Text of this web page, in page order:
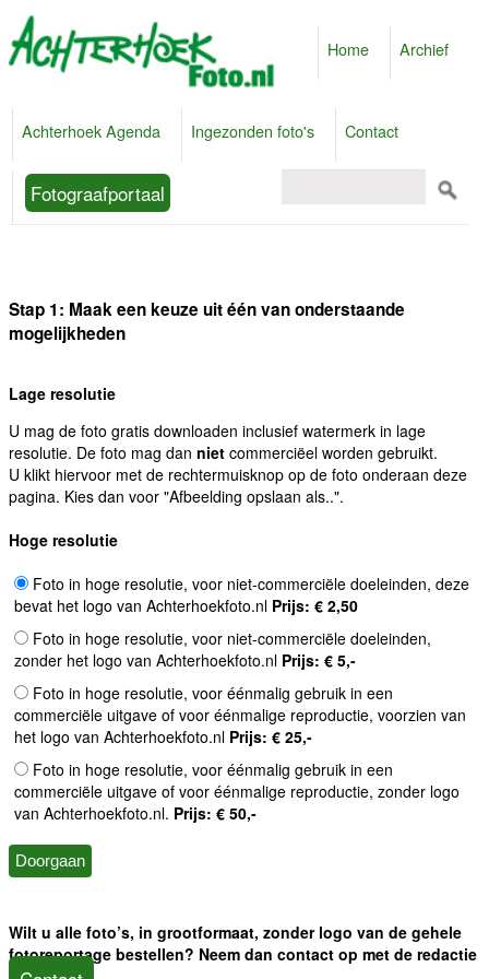
Home Archief
Achterhoek Agenda Ingezonden foto's Contact
Fotograafportaal
Stap 1: Maak een keuze uit één van onderstaande
mogelijkheden
Lage resolutie
U mag de foto gratis downloaden inclusief watermerk in lage
resolutie. De foto mag dan niet commerciëel worden gebruikt.
U klikt hiervoor met de rechtermuisknop op de foto onderaan deze
pagina. Kies dan voor "Afbeelding opslaan als..".
Hoge resolutie
Foto in hoge resolutie, voor niet-commerciële doeleinden, deze
bevat het logo van Achterhoekfoto.nl Prijs: € 2,50
Foto in hoge resolutie, voor niet-commerciële doeleinden,
zonder het logo van Achterhoekfoto.nl Prijs: € 5,-
Foto in hoge resolutie, voor éénmalig gebruik in een
commerciële uitgave of voor éénmalige reproductie, voorzien van
het logo van Achterhoekfoto.nl Prijs: € 25,-
Foto in hoge resolutie, voor éénmalig gebruik in een
commerciële uitgave of voor éénmalige reproductie, zonder logo
van Achterhoekfoto.nl. Prijs: € 50,-
Wilt u alle foto’s, in grootformaat, zonder logo van de gehele
fotoreportage bestellen? Neem dan contact op met de redactie